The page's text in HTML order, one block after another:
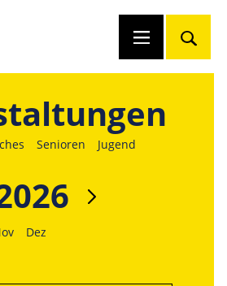
Senioren Jugend
Dez